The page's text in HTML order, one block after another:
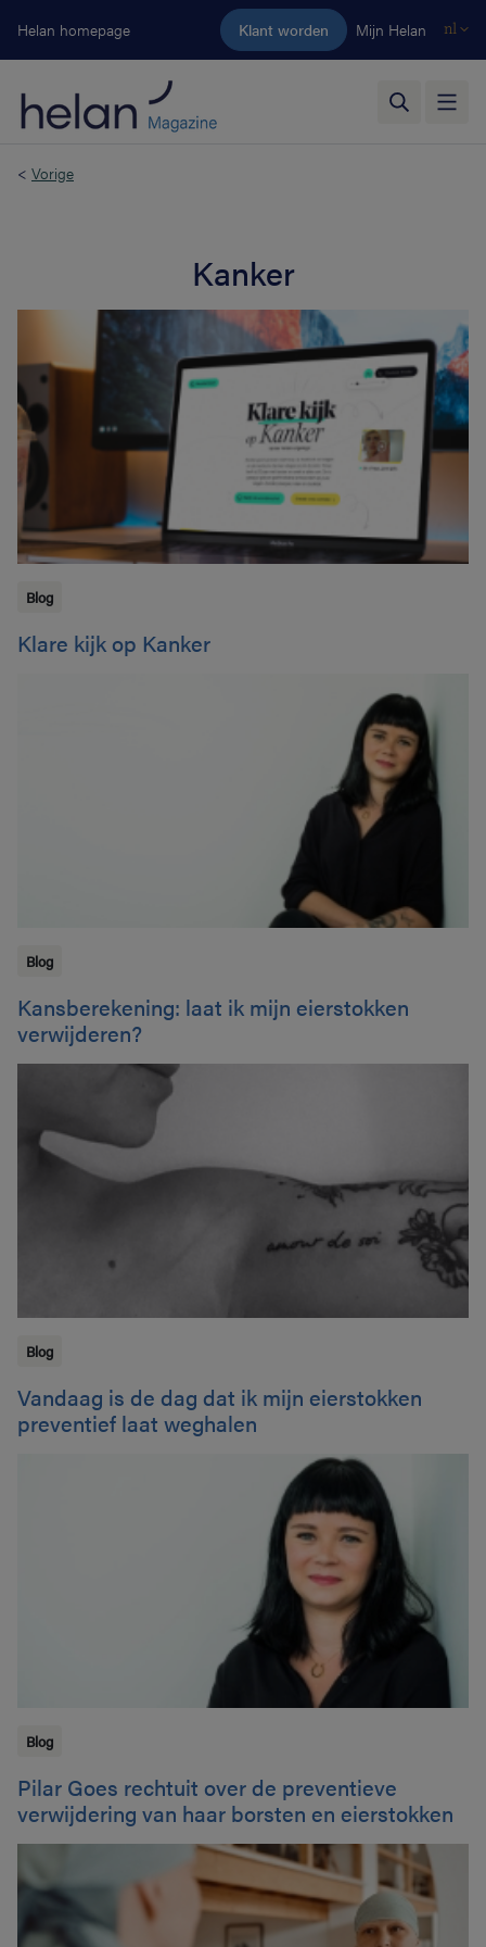
Ga naar de hoofdinhoud
Helan homepage Klant worden Mijn Helan nl
< Vorige
Kanker
Blog
Klare kijk op Kanker
Blog
Kansberekening: laat ik mijn eierstokken
verwijderen?
Blog
Vandaag is de dag dat ik mijn eierstokken
preventief laat weghalen
Blog
Pilar Goes rechtuit over de preventieve
verwijdering van haar borsten en eierstokken